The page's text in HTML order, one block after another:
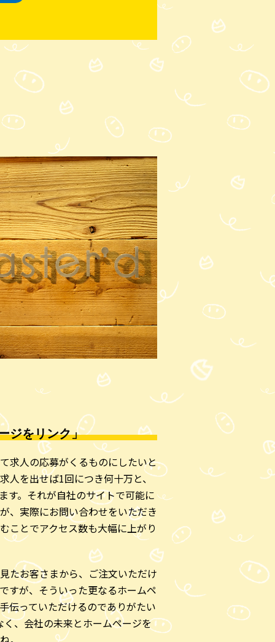
ジをリンク」
求人の応募がくるものにしたいと
人を出せば1回につき何十万と、
す。それが自社のサイトで可能に
、実際にお問い合わせをいただき
ことでアクセス数も大幅に上がり
たお客さまから、ご注文いただけ
すが、そういった更なるホームペ
伝っていただけるのでありがたい
、会社の未来とホームページを